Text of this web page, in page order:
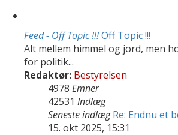
Feed - Off Topic !!!Off Topic !!!
Alt mellem himmel og jord, men
for politik...
Redaktør: Bestyrelsen
4978 Emner
42531 Indlæg
Seneste indlæg Re: Endnu et
15. okt 2025, 15:31